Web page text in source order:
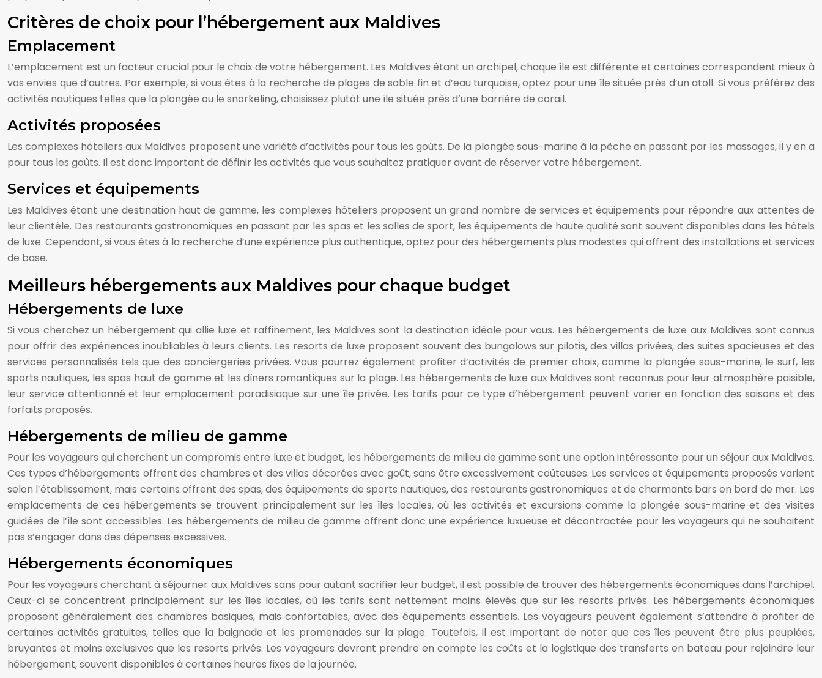
Critères de choix pour l’hébergement aux Maldives
Emplacement
L’emplacement est un facteur crucial pour le choix de votre hébergement. Les Maldives étant un archipel, chaque île est différente et certaines correspondent mieux à
vos envies que d’autres. Par exemple, si vous êtes à la recherche de plages de sable fin et d’eau turquoise, optez pour une île située près d’un atoll. Si vous préférez des
activités nautiques telles que la plongée ou le snorkeling, choisissez plutôt une île située près d’une barrière de corail.
Activités proposées
Les complexes hôteliers aux Maldives proposent une variété d’activités pour tous les goûts. De la plongée sous-marine à la pêche en passant par les massages, il y en a
pour tous les goûts. Il est donc important de définir les activités que vous souhaitez pratiquer avant de réserver votre hébergement.
Services et équipements
Les Maldives étant une destination haut de gamme, les complexes hôteliers proposent un grand nombre de services et équipements pour répondre aux attentes de
leur clientèle. Des restaurants gastronomiques en passant par les spas et les salles de sport, les équipements de haute qualité sont souvent disponibles dans les hôtels
de luxe. Cependant, si vous êtes à la recherche d’une expérience plus authentique, optez pour des hébergements plus modestes qui offrent des installations et services
de base.
Meilleurs hébergements aux Maldives pour chaque budget
Hébergements de luxe
Si vous cherchez un hébergement qui allie luxe et raffinement, les Maldives sont la destination idéale pour vous. Les hébergements de luxe aux Maldives sont connus
pour offrir des expériences inoubliables à leurs clients. Les resorts de luxe proposent souvent des bungalows sur pilotis, des villas privées, des suites spacieuses et des
services personnalisés tels que des conciergeries privées. Vous pourrez également profiter d’activités de premier choix, comme la plongée sous-marine, le surf, les
sports nautiques, les spas haut de gamme et les dîners romantiques sur la plage. Les hébergements de luxe aux Maldives sont reconnus pour leur atmosphère paisible,
leur service attentionné et leur emplacement paradisiaque sur une île privée. Les tarifs pour ce type d’hébergement peuvent varier en fonction des saisons et des
forfaits proposés.
Hébergements de milieu de gamme
Pour les voyageurs qui cherchent un compromis entre luxe et budget, les hébergements de milieu de gamme sont une option intéressante pour un séjour aux Maldives.
Ces types d’hébergements offrent des chambres et des villas décorées avec goût, sans être excessivement coûteuses. Les services et équipements proposés varient
selon l’établissement, mais certains offrent des spas, des équipements de sports nautiques, des restaurants gastronomiques et de charmants bars en bord de mer. Les
emplacements de ces hébergements se trouvent principalement sur les îles locales, où les activités et excursions comme la plongée sous-marine et des visites
guidées de l’île sont accessibles. Les hébergements de milieu de gamme offrent donc une expérience luxueuse et décontractée pour les voyageurs qui ne souhaitent
pas s’engager dans des dépenses excessives.
Hébergements économiques
Pour les voyageurs cherchant à séjourner aux Maldives sans pour autant sacrifier leur budget, il est possible de trouver des hébergements économiques dans l’archipel.
Ceux-ci se concentrent principalement sur les îles locales, où les tarifs sont nettement moins élevés que sur les resorts privés. Les hébergements économiques
proposent généralement des chambres basiques, mais confortables, avec des équipements essentiels. Les voyageurs peuvent également s’attendre à profiter de
certaines activités gratuites, telles que la baignade et les promenades sur la plage. Toutefois, il est important de noter que ces îles peuvent être plus peuplées,
bruyantes et moins exclusives que les resorts privés. Les voyageurs devront prendre en compte les coûts et la logistique des transferts en bateau pour rejoindre leur
hébergement, souvent disponibles à certaines heures fixes de la journée.